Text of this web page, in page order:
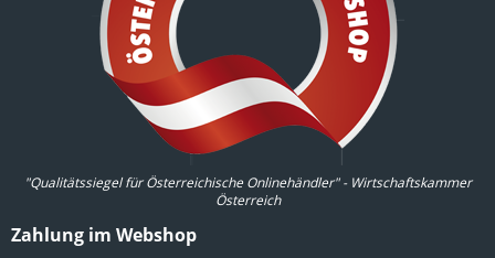
"Qualitätssiegel für Österreichische Onlinehändler" - Wirtschaftskammer
Österreich
Zahlung im Webshop